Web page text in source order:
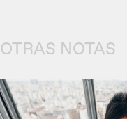
OTRAS NOTAS